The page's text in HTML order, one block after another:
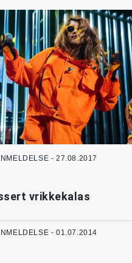
- 27.08.2017
vrikkekalas
- 01.07.2014